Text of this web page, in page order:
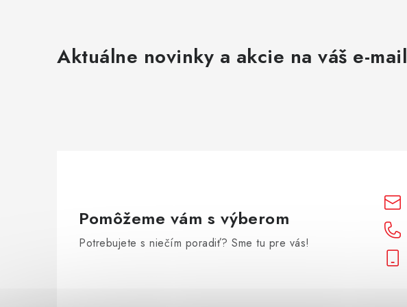
Aktuálne novinky a akcie na váš e-mail
Pomôžeme vám s výberom
Potrebujete s niečím poradiť? Sme tu pre vás!